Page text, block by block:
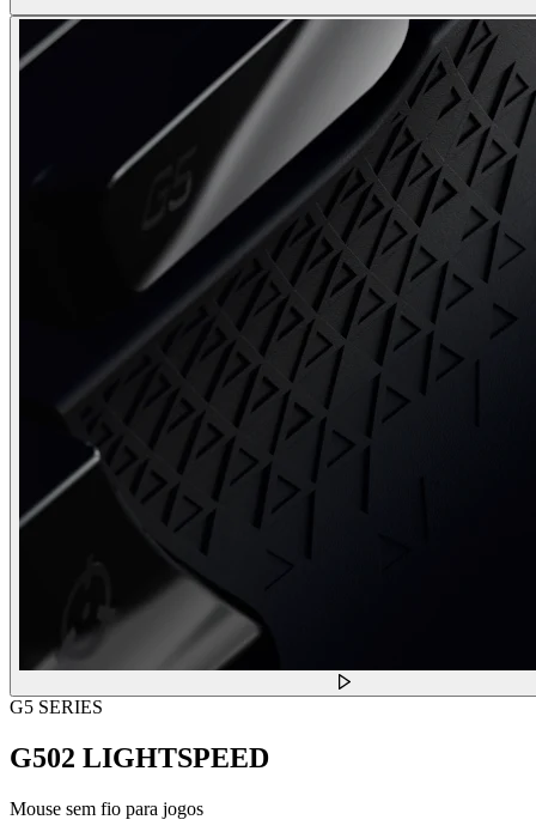
G5 SERIES
G502 LIGHTSPEED
Mouse sem fio para jogos